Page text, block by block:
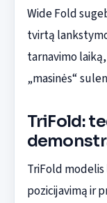
Wide Fold
tvirtą
tarnavimo
„masinės“
TriFold:
TriFold
pozicijavimą ir